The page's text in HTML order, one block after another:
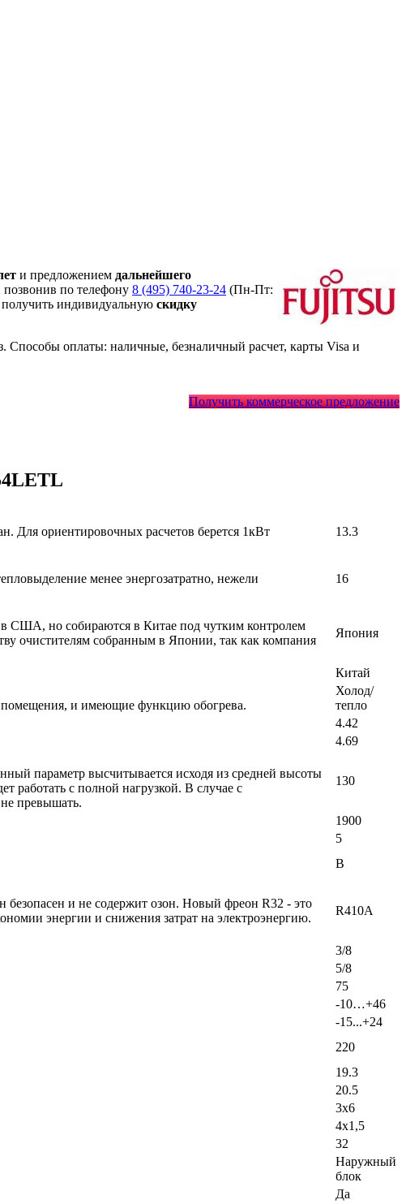
и предложением дальнейшего
по телефону 8 (495) 740-23-24 (Пн-Пт:
индивидуальную скидку
оплаты: наличные, безналичный расчет, карты Visa и
Получить коммерческое предложение
Для ориентировочных расчетов берется 1кВт
13.3
менее энергозатратно, нежели
16
в США, но собираются в Китае под чутким контролем
очистителям собранным в Японии, так как компания
Япония
Китай
помещения, и имеющие функцию обогрева.
Холод/
тепло
4.42
4.69
параметр высчитывается исходя из средней высоты
работать с полной нагрузкой. В случае с
превышать.
130
1900
5
B
и не содержит озон. Новый фреон R32 - это
энергии и снижения затрат на электроэнергию.
R410A
3/8
5/8
75
-10…+46
-15...+24
220
19.3
20.5
3x6
4x1,5
32
Наружный
блок
Да